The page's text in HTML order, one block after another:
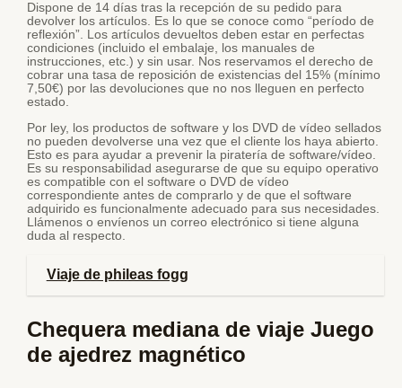
Dispone de 14 días tras la recepción de su pedido para
devolver los artículos. Es lo que se conoce como “período de
reflexión”. Los artículos devueltos deben estar en perfectas
condiciones (incluido el embalaje, los manuales de
instrucciones, etc.) y sin usar. Nos reservamos el derecho de
cobrar una tasa de reposición de existencias del 15% (mínimo
7,50€) por las devoluciones que no nos lleguen en perfecto
estado.
Por ley, los productos de software y los DVD de vídeo sellados
no pueden devolverse una vez que el cliente los haya abierto.
Esto es para ayudar a prevenir la piratería de software/vídeo.
Es su responsabilidad asegurarse de que su equipo operativo
es compatible con el software o DVD de vídeo
correspondiente antes de comprarlo y de que el software
adquirido es funcionalmente adecuado para sus necesidades.
Llámenos o envíenos un correo electrónico si tiene alguna
duda al respecto.
Viaje de phileas fogg
Chequera mediana de viaje Juego
de ajedrez magnético